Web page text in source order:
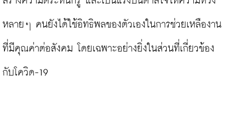
หลายๆ คนยังได้ใช้อิทธิพลของตัวเองในการช่วยเหลืองาน
ที่มีคุณค่าต่อสังคม โดยเฉพาะอย่างยิ่งในส่วนที่เกี่ยวข้อง
กับโควิด-19